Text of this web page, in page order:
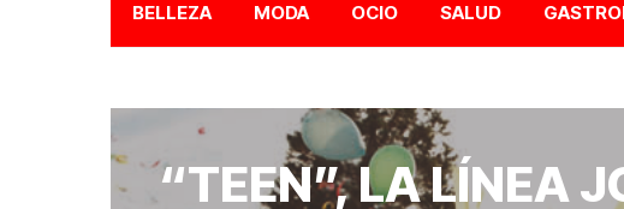
BELLEZA MODA OCIO SALUD
“TEEN”, LA LÍNEA